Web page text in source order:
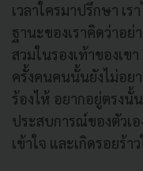
เวลาใครมาปรึกษา เร
ฐานะของเราคิดว่าอย่
สวมในรองเท้าของเข
ครั้งคนคนนั้นยังไม่อย
ร้องไห้ อยากอยู่ตรงนั้
ประสบการณ์ของตัวเอ
เข้าใจ และเกิดรอยร้